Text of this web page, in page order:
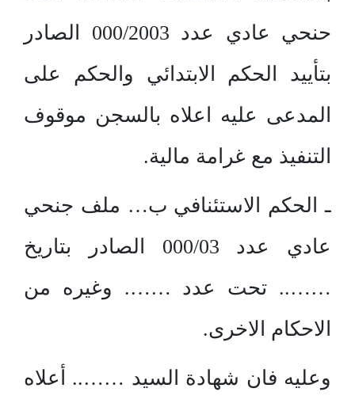
حنحي عادي عدد 000/2003 الصادر
بتأييد الحكم الابتدائي والحكم على
المدعى عليه اعلاه بالسجن موقوف
التنفيذ مع غرامة مالية.
ـ الحكم الاستئنافي ب… ملف جنحي
عادي عدد 000/03 الصادر بتاريخ
…….. تحت عدد ……. وغيره من
الاحكام الاخرى.
وعليه فان شهادة السيد …….. أعلاه